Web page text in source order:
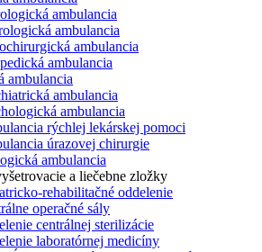
ambulancia
ambulancia
ambulancia
ambulancia
ambulancia
ambulancia
ambulancia
rýchlej lekárskej pomoci
úrazovej chirurgie
ambulancia
a liečebne zložky
rehabilitačné oddelenie
operačné sály
centrálnej sterilizácie
laboratórnej medicíny